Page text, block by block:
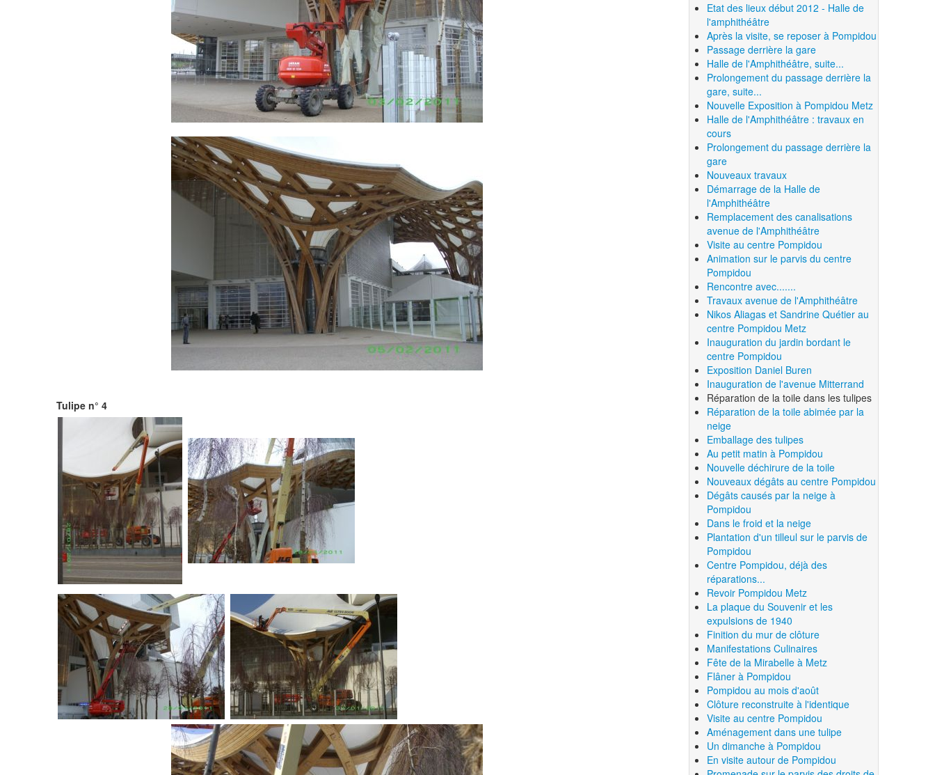
Tulipe n° 4
Etat des lieux début 2012 - Halle de
l'amphithéâtre
Après la visite, se reposer à Pompidou
Passage derrière la gare
Halle de l'Amphithéâtre, suite...
Prolongement du passage derrière la
gare, suite...
Nouvelle Exposition à Pompidou Metz
Halle de l'Amphithéâtre : travaux en
cours
Prolongement du passage derrière la
gare
Nouveaux travaux
Démarrage de la Halle de
l'Amphithéâtre
Remplacement des canalisations
avenue de l'Amphithéâtre
Visite au centre Pompidou
Animation sur le parvis du centre
Pompidou
Rencontre avec.......
Travaux avenue de l'Amphithéâtre
Nikos Aliagas et Sandrine Quétier au
centre Pompidou Metz
Inauguration du jardin bordant le
centre Pompidou
Exposition Daniel Buren
Inauguration de l'avenue Mitterrand
Réparation de la toile dans les tulipes
Réparation de la toile abimée par la
neige
Emballage des tulipes
Au petit matin à Pompidou
Nouvelle déchirure de la toile
Nouveaux dégâts au centre Pompidou
Dégâts causés par la neige à
Pompidou
Dans le froid et la neige
Plantation d'un tilleul sur le parvis de
Pompidou
Centre Pompidou, déjà des
réparations...
Revoir Pompidou Metz
La plaque du Souvenir et les
expulsions de 1940
Finition du mur de clôture
Manifestations Culinaires
Fête de la Mirabelle à Metz
Flâner à Pompidou
Pompidou au mois d'août
Clôture reconstruite à l'identique
Visite au centre Pompidou
Aménagement dans une tulipe
Un dimanche à Pompidou
En visite autour de Pompidou